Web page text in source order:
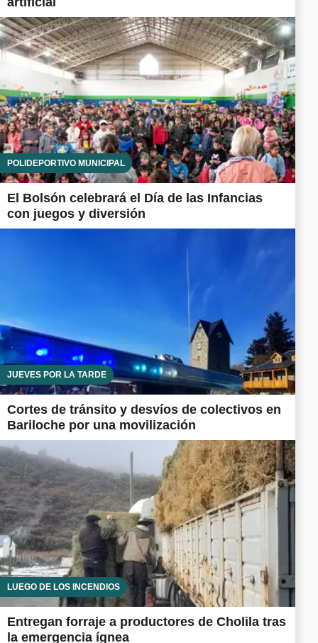
POLIDEPORTIVO MUNICIPAL
El Bolsón celebrará el Día de las Infancias
con juegos y diversión
JUEVES POR LA TARDE
Cortes de tránsito y desvíos de colectivos en
Bariloche por una movilización
LUEGO DE LOS INCENDIOS
Entregan forraje a productores de Cholila tras
la emergencia ígnea